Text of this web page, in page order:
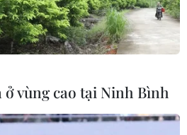
năm nào cũng vậy, cứ vào dịp
hàng phải đăng ký trước cả
còn muộn hơn sẽ không còn.
ở vùng cao tại Ninh Bình